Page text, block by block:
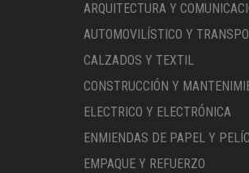
ARQUITECTURA Y
AUTOMOVILÍSTICO Y
CALZADOS Y TEXTIL
CONSTRUCCIÓN Y
ELECTRICO Y ELECTRÓNICA
ENMIENDAS DE PAPEL Y
EMPAQUE Y REFUERZO